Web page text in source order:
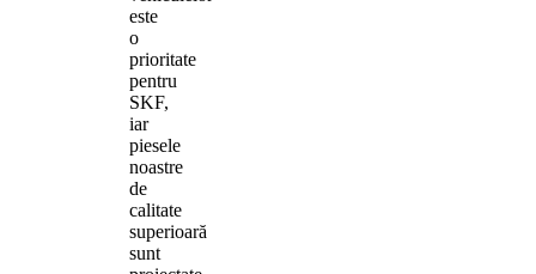
este
o
prioritate
pentru
SKF,
iar
piesele
noastre
de
calitate
superioară
sunt